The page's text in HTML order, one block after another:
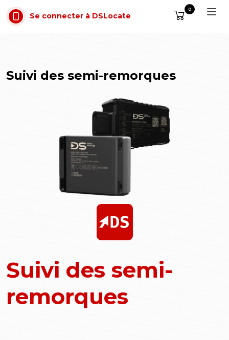
Aller au contenu
Se connecter à DSLocate
0
Suivi des semi-remorques
Suivi des semi-
remorques